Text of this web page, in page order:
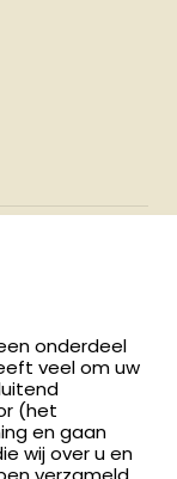
18:00 - 21:00
onderdeel
veel om uw
(het
en gaan
wij over u en